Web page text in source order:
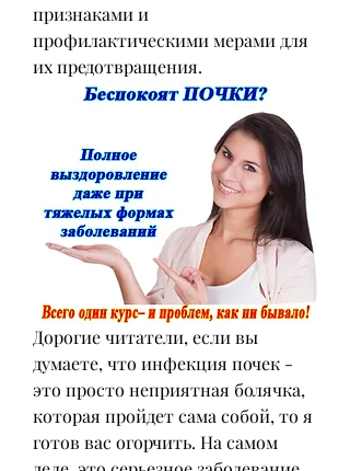
признаками и
профилактическими мерами для
их предотвращения.
Дорогие читатели, если вы
думаете, что инфекция почек -
это просто неприятная болячка,
которая пройдет сама собой, то я
готов вас огорчить. На самом